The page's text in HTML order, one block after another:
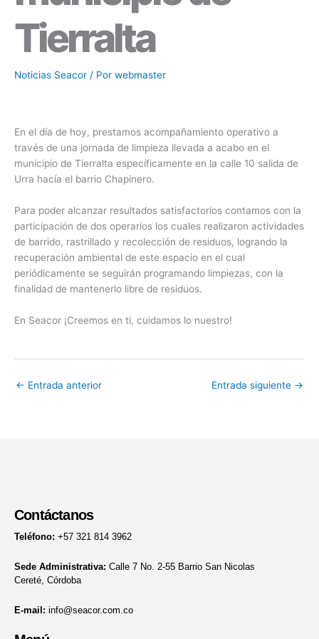
Tierralta
Noticias Seacor / Por webmaster
En el día de hoy, prestamos acompañamiento operativo a
través de una jornada de limpieza llevada a acabo en el
municipio de Tierralta específicamente en la calle 10 salida de
Urra hacía el barrio Chapinero.
Para poder alcanzar resultados satisfactorios contamos con la
participación de dos operarios los cuales realizaron actividades
de barrido, rastrillado y recolección de residuos, logrando la
recuperación ambiental de este espacio en el cual
periódicamente se seguirán programando limpiezas, con la
finalidad de mantenerlo libre de residuos.
En Seacor ¡Creemos en ti, cuidamos lo nuestro!
← Entrada anterior Entrada siguiente →
Contáctanos
Teléfono: +57 321 814 3962
Sede Administrativa: Calle 7 No. 2-55 Barrio San Nicolas
Cereté, Córdoba
E-mail: info@seacor.com.co